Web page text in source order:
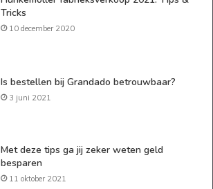
Tricks
10 december 2020
Is bestellen bij Grandado betrouwbaar?
3 juni 2021
Met deze tips ga jij zeker weten geld
besparen
11 oktober 2021